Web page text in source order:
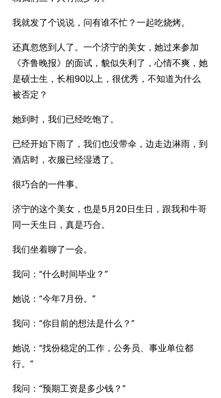
我就发了个说说，问有谁不忙？一起吃烧烤。
还真忽悠到人了。一个济宁的美女，她过来参加
《齐鲁晚报》的面试，貌似失利了，心情不爽，她
是硕士生，长相90以上，很优秀，不知道为什么
被否定？
她到时，我们已经吃饱了。
已经开始下雨了，我们也没带伞，边走边淋雨，到
酒店时，衣服已经湿透了。
很巧合的一件事。
济宁的这个美女，也是5月20日生日，跟我和牛哥
同一天生日，真是巧合。
我们坐着聊了一会。
我问：“什么时间毕业？”
她说：“今年7月份。”
我问：“你目前的想法是什么？”
她说：“找份稳定的工作，公务员、事业单位都
行。”
我问：“预期工资是多少钱？”